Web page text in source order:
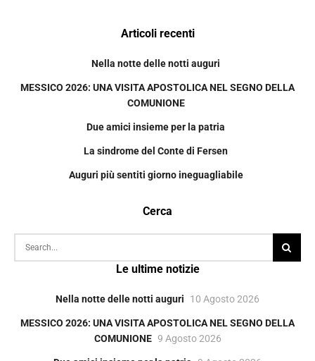
Articoli recenti
Nella notte delle notti auguri
MESSICO 2026: UNA VISITA APOSTOLICA NEL SEGNO DELLA
COMUNIONE
Due amici insieme per la patria
La sindrome del Conte di Fersen
Auguri più sentiti giorno ineguagliabile
Cerca
Le ultime notizie
Nella notte delle notti auguri 10 Agosto 2026
MESSICO 2026: UNA VISITA APOSTOLICA NEL SEGNO DELLA
COMUNIONE 9 Agosto 2026